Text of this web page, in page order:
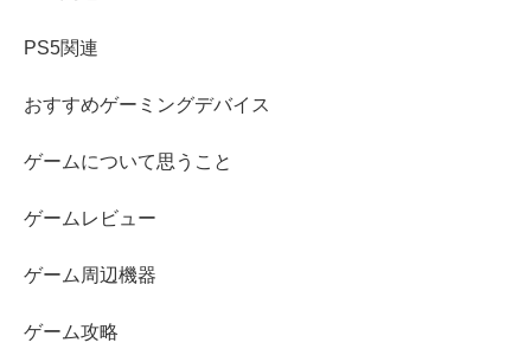
PS5関連
おすすめゲーミングデバイス
ゲームについて思うこと
ゲームレビュー
ゲーム周辺機器
ゲーム攻略